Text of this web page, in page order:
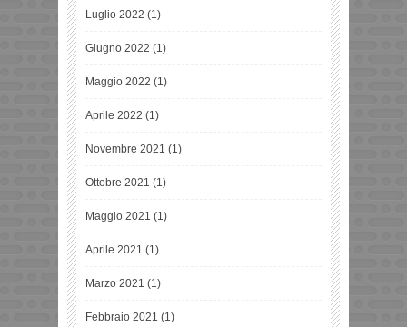
Luglio 2022 (1)
Giugno 2022 (1)
Maggio 2022 (1)
Aprile 2022 (1)
Novembre 2021 (1)
Ottobre 2021 (1)
Maggio 2021 (1)
Aprile 2021 (1)
Marzo 2021 (1)
Febbraio 2021 (1)